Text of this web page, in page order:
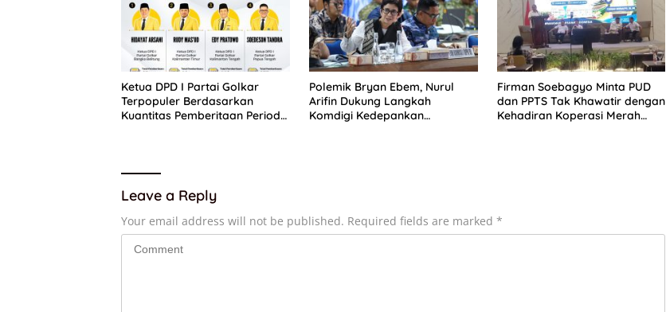
Ketua DPD I Partai Golkar
Terpopuler Berdasarkan
Kuantitas Pemberitaan Periode
Polemik Bryan Ebem, Nurul
Arifin Dukung Langkah
Komdigi Kedepankan
Firman Soebagyo Minta PUD
dan PPTS Tak Khawatir dengan
Kehadiran Koperasi Merah
Leave a Reply
Your email address will not be published. Required fields are marked *